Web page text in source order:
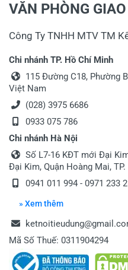
VĂN PHÒNG
Công Ty TNHH MTV TM
Chi nhánh TP. Hồ Chí Minh
115 Đường C18, Phường
Việt Nam
(028) 3975 6686
0933 075 786
Chi nhánh Hà Nội
Số L7-16 KĐT mới Đại
Đại Kim, Quận Hoàng Mai,
0941 011 994 - 0971 233
» Xem thêm
Mã Số Thuế: 0311904294